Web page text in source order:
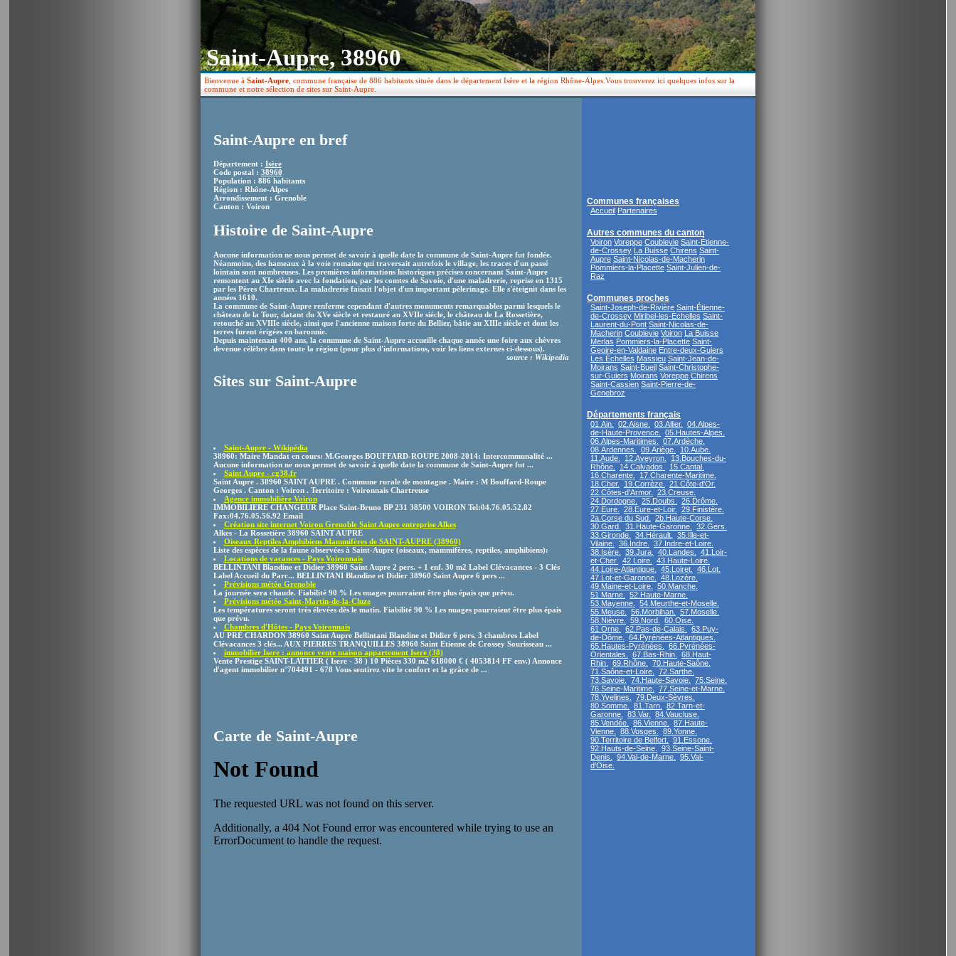
Saint-Aupre, 38960
Bienvenue à Saint-Aupre , commune française de 886 habitants située dans le département Isère et la région Rhône-Alpes.Vous trouverez ici quelques infos sur la
commune et notre sélection de sites sur Saint-Aupre.
Saint-Aupre en bref
Département : Isère
Code postal : 38960
Population : 886 habitants
Région : Rhône-Alpes
Arrondissement : Grenoble
Canton : Voiron
Histoire de Saint-Aupre
Aucune information ne nous permet de savoir à quelle date la commune de Saint-Aupre fut fondée.
Néanmoins, des hameaux à la voie romaine qui traversait autrefois le village, les traces d'un passé
lointain sont nombreuses. Les premières informations historiques précises concernant Saint-Aupre
remontent au XIe siècle avec la fondation, par les comtes de Savoie, d'une maladrerie, reprise en 1315
par les Pères Chartreux. La maladrerie faisait l'objet d'un important pèlerinage. Elle s'éteignit dans les
années 1610.
La commune de Saint-Aupre renferme cependant d'autres monuments remarquables parmi lesquels le
château de la Tour, datant du XVe siècle et restauré au XVIIe siècle, le château de La Rossetière,
retouché au XVIIIe siècle, ainsi que l'ancienne maison forte du Bellier, bâtie au XIIIe siècle et dont les
terres furent érigées en baronnie.
Depuis maintenant 400 ans, la commune de Saint-Aupre accueille chaque année une foire aux chèvres
devenue célèbre dans toute la région (pour plus d'informations, voir les liens externes ci-dessous).
source : Wikipedia
Sites sur Saint-Aupre
Saint-Aupre - Wikipédia
38960: Maire Mandat en cours: M.Georges BOUFFARD-ROUPE 2008-2014: Intercommunalité ...
Aucune information ne nous permet de savoir à quelle date la commune de Saint-Aupre fut ...
Saint Aupre - cg38.fr
Saint Aupre . 38960 SAINT AUPRE . Commune rurale de montagne . Maire : M Bouffard-Roupe
Georges . Canton : Voiron . Territoire : Voironnais Chartreuse
Agence immobilière Voiron
IMMOBILIERE CHANGEUR Place Saint-Bruno BP 231 38500 VOIRON Tel:04.76.05.52.82
Fax:04.76.05.56.92 Email
Création site internet Voiron Grenoble Saint Aupre entreprise Alkes
Alkes - La Rossetière 38960 SAINT AUPRE
Oiseaux Reptiles Amphibiens Mammifères de SAINT-AUPRE (38960)
Liste des espèces de la faune observées à Saint-Aupre (oiseaux, mammifères, reptiles, amphibiens):
Locations de vacances - Pays Voironnais
BELLINTANI Blandine et Didier 38960 Saint Aupre 2 pers. + 1 enf. 30 m2 Label Clévacances - 3 Clés
Label Accueil du Parc... BELLINTANI Blandine et Didier 38960 Saint Aupre 6 pers ...
Prévisions météo Grenoble
La journée sera chaude. Fiabilité 90 % Les nuages pourraient être plus épais que prévu.
Prévisions météo Saint-Martin-de-la-Cluze
Les températures seront très élevées dès le matin. Fiabilité 90 % Les nuages pourraient être plus épais
que prévu.
Chambres d'Hôtes - Pays Voironnais
AU PRÉ CHARDON 38960 Saint Aupre Bellintani Blandine et Didier 6 pers. 3 chambres Label
Clévacances 3 clés... AUX PIERRES TRANQUILLES 38960 Saint Etienne de Crossey Sourisseau ...
immobilier Isere : annonce vente maison appartement Isere (38)
Vente Prestige SAINT-LATTIER ( Isere - 38 ) 10 Pièces 330 m2 618000 € ( 4053814 FF env.) Annonce
d'agent immobilier n°704491 - 678 Vous sentirez vite le confort et la grâce de ...
Carte de Saint-Aupre
Communes françaises
Accueil Partenaires
Autres communes du canton
Voiron Voreppe Coublevie Saint-Étienne-
de-Crossey La Buisse Chirens Saint-
Aupre Saint-Nicolas-de-Macherin
Pommiers-la-Placette Saint-Julien-de-
Raz
Communes proches
Saint-Joseph-de-Rivière Saint-Étienne-
de-Crossey Miribel-les-Échelles Saint-
Laurent-du-Pont Saint-Nicolas-de-
Macherin Coublevie Voiron La Buisse
Merlas Pommiers-la-Placette Saint-
Geoire-en-Valdaine Entre-deux-Guiers
Les Échelles Massieu Saint-Jean-de-
Moirans Saint-Bueil Saint-Christophe-
sur-Guiers Moirans Voreppe Chirens
Saint-Cassien Saint-Pierre-de-
Genebroz
Départements français
01.Ain. 02.Aisne. 03.Allier.
04.Alpes-
de-Haute-Provence.
05.Hautes-Alpes.
06.Alpes-Maritimes.
07.Ardèche.
08.Ardennes.
09.Ariège.
10.Aube.
11.Aude.
12.Aveyron.
13.Bouches-du-
Rhône.
14.Calvados.
15.Cantal.
16.Charente.
17.Charente-Maritime.
18.Cher.
19.Corrèze.
21.Côte-d'Or.
22.Côtes-d'Armor.
23.Creuse.
24.Dordogne.
25.Doubs.
26.Drôme.
27.Eure.
28.Eure-et-Loir.
29.Finistère.
2a.Corse du Sud.
2b.Haute-Corse.
30.Gard.
31.Haute-Garonne.
32.Gers.
33.Gironde.
34.Hérault.
35.Ille-et-
Vilaine.
36.Indre.
37.Indre-et-Loire.
38.Isère.
39.Jura. 40.Landes.
41.Loir-
et-Cher.
42.Loire.
43.Haute-Loire.
44.Loire-Atlantique.
45.Loiret.
46.Lot.
47.Lot-et-Garonne.
48.Lozère.
49.Maine-et-Loire.
50.Manche.
51.Marne.
52.Haute-Marne.
53.Mayenne.
54.Meurthe-et-Moselle.
55.Meuse.
56.Morbihan.
57.Moselle.
58.Nièvre.
59.Nord.
60.Oise.
61.Orne.
62.Pas-de-Calais.
63.Puy-
de-Dôme.
64.Pyrénées-Atlantiques.
65.Hautes-Pyrénées.
66.Pyrénées-
Orientales.
67.Bas-Rhin.
68.Haut-
Rhin.
69.Rhône.
70.Haute-Saône.
71.Saône-et-Loire.
72.Sarthe.
73.Savoie.
74.Haute-Savoie.
75.Seine.
76.Seine-Maritime.
77.Seine-et-Marne.
78.Yvelines.
79.Deux-Sèvres.
80.Somme.
81.Tarn.
82.Tarn-et-
Garonne.
83.Var.
84.Vaucluse.
85.Vendée.
86.Vienne.
87.Haute-
Vienne.
88.Vosges.
89.Yonne.
90.Territoire de Belfort.
91.Essone.
92.Hauts-de-Seine.
93.Seine-Saint-
Denis.
94.Val-de-Marne.
95.Val-
d'Oise.